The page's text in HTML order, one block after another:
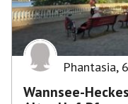
Phantasia,
Wannsee-